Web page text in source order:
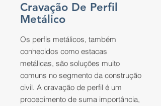
Cravação De Perfil
Metálico
Os perfis metálicos, também
conhecidos como estacas
metálicas, são soluções muito
comuns no segmento da construção
civil. A cravação de perfil é um
procedimento de suma importância,